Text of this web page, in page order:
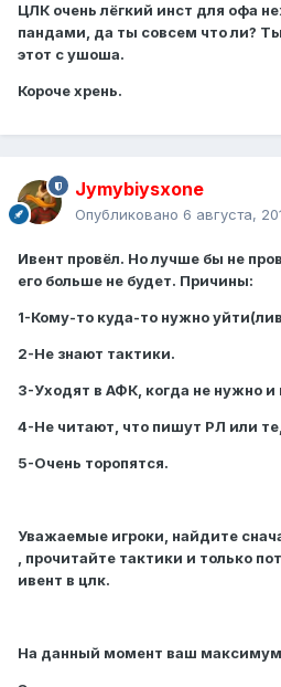
ЦЛК очень лёгкий инст для офа
пандами, да ты совсем что ли?
этот с ушоша.
Короче хрень.
Jymybiysxone
Опубликовано 6 августа,
Ивент провёл. Но лучше бы не
его больше не будет. Причины:
1-Кому-то куда-то нужно
2-Не знают тактики.
3-Уходят в АФК, когда не нужно и
4-Не читают, что пишут РЛ или
5-Очень торопятся.
Уважаемые игроки, найдите
, прочитайте тактики и только
ивент в цлк.
На данный момент ваш